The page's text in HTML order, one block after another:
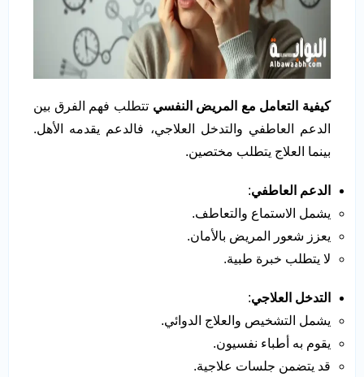
كيفية التعامل مع المريض النفسي تتطلب فهم الفرق بين
الدعم العاطفي والتدخل العلاجي، فالدعم يقدمه الأهل.
بينما العلاج يتطلب مختصين.
الدعم العاطفي:
يشمل الاستماع والتعاطف.
يعزز شعور المريض بالأمان.
لا يتطلب خبرة طبية.
التدخل العلاجي:
يشمل التشخيص والعلاج الدوائي.
يقوم به أطباء نفسيون.
قد يتضمن جلسات علاجية.